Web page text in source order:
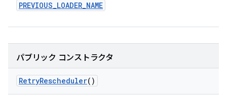
PREVIOUS_LOADER_NAME
パブリック コンストラクタ
RetryRescheduler()